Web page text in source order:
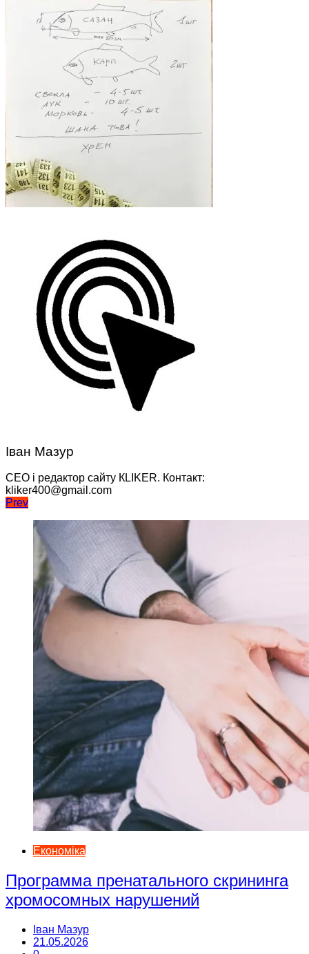
Іван Мазур
CEO і редактор сайту КLIKER. Контакт:
kliker400@gmail.com
Навігація
записів
Prev
Економіка
Программа пренатального скрининга
хромосомных нарушений
Іван Мазур
21.05.2026